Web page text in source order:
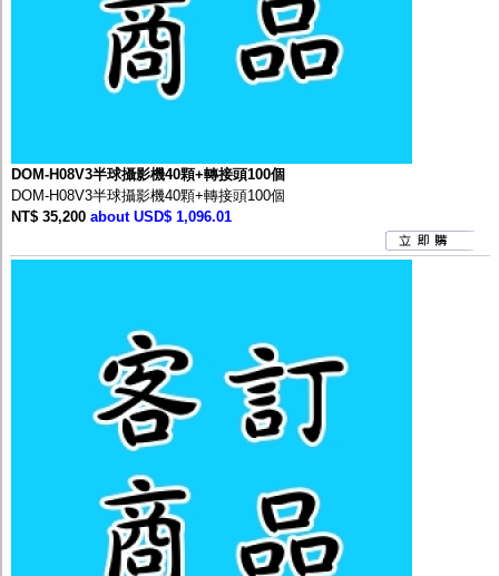
DOM-H08V3半球攝影機40顆+轉接頭100個
DOM-H08V3半球攝影機40顆+轉接頭100個
NT$ 35,200 about USD$ 1,096.01